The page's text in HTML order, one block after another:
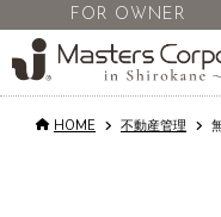
サービス
FOR OWNER
HOME 不動産管理